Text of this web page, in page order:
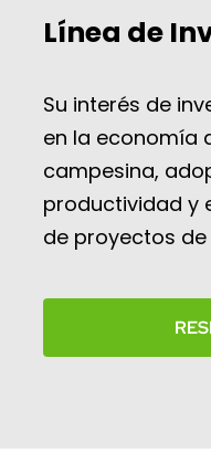
Línea de
Su interés de
en la economía
campesina,
productividad y
de proyectos